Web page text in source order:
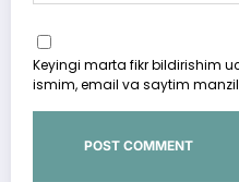
Keyingi marta fikr bildirishim
ismim, email va saytim